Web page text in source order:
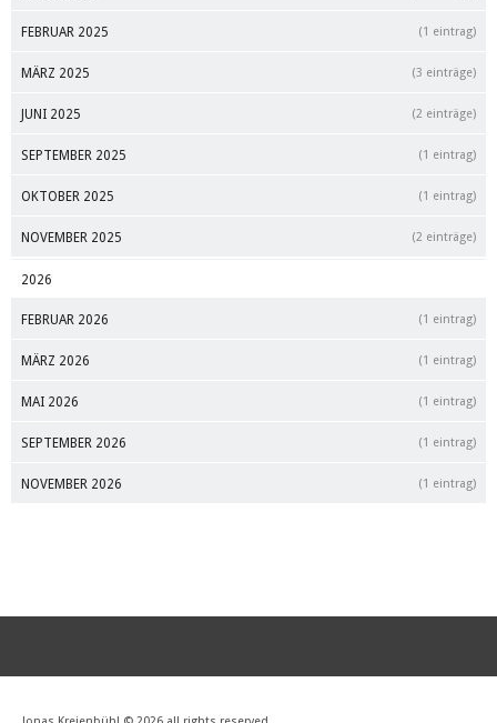
FEBRUAR 2025 (1 eintrag)
MÄRZ 2025 (3 einträge)
JUNI 2025 (2 einträge)
SEPTEMBER 2025 (1 eintrag)
OKTOBER 2025 (1 eintrag)
NOVEMBER 2025 (2 einträge)
2026
FEBRUAR 2026 (1 eintrag)
MÄRZ 2026 (1 eintrag)
MAI 2026 (1 eintrag)
SEPTEMBER 2026 (1 eintrag)
NOVEMBER 2026 (1 eintrag)